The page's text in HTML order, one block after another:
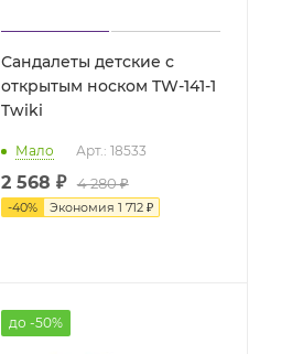
Сандалеты детские с
открытым носком TW-141-1
Twiki
Мало Арт.: 18533
2 568 ₽ 4 280 ₽
-40% Экономия 1 712 ₽
до -50%